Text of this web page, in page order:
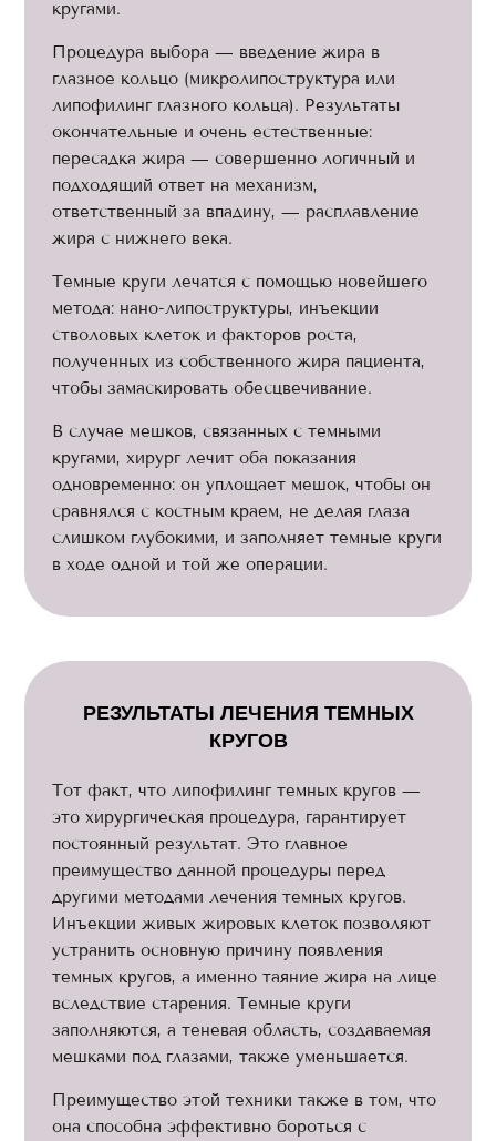
кругами.
Процедура выбора — введение жира в
глазное кольцо (микролипоструктура или
липофилинг глазного кольца). Результаты
окончательные и очень естественные:
пересадка жира — совершенно логичный и
подходящий ответ на механизм,
ответственный за впадину, — расплавление
жира с нижнего века.
Темные круги лечатся с помощью новейшего
метода: нано-липоструктуры, инъекции
стволовых клеток и факторов роста,
полученных из собственного жира пациента,
чтобы замаскировать обесцвечивание.
В случае мешков, связанных с темными
кругами, хирург лечит оба показания
одновременно: он уплощает мешок, чтобы он
сравнялся с костным краем, не делая глаза
слишком глубокими, и заполняет темные круги
в ходе одной и той же операции.
РЕЗУЛЬТАТЫ ЛЕЧЕНИЯ ТЕМНЫХ
КРУГОВ
Тот факт, что липофилинг темных кругов —
это хирургическая процедура, гарантирует
постоянный результат. Это главное
преимущество данной процедуры перед
другими методами лечения темных кругов.
Инъекции живых жировых клеток позволяют
устранить основную причину появления
темных кругов, а именно таяние жира на лице
вследствие старения. Темные круги
заполняются, а теневая область, создаваемая
мешками под глазами, также уменьшается.
Преимущество этой техники также в том, что
она способна эффективно бороться с